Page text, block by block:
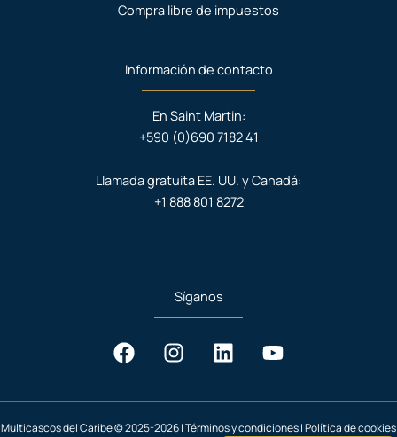
Compra libre de impuestos
Información de contacto
En Saint Martin:
+590 (0)690 7182 41
Llamada gratuita EE. UU. y Canadá:
+1 888 801 8272
Síganos
F
a
e
b
I
n
t
a
L
i
k
e
Y
o
t
u
Multicascos del Caribe © 2025-2026 |Términos y condiciones|Política de cookies